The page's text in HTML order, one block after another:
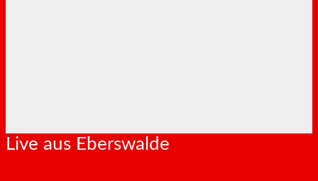
Live aus Eberswalde